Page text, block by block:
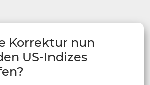
Korrektur nun
US-Indizes